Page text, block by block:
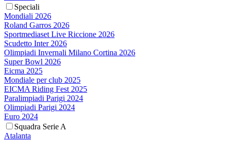
Speciali
Mondiali 2026
Roland Garros 2026
Sportmediaset Live Riccione 2026
Scudetto Inter 2026
Olimpiadi Invernali Milano Cortina 2026
Super Bowl 2026
Eicma 2025
Mondiale per club 2025
EICMA Riding Fest 2025
Paralimpiadi Parigi 2024
Olimpiadi Parigi 2024
Euro 2024
Squadra Serie A
Atalanta